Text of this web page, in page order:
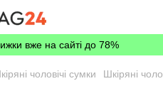
вже на сайті до 78%
чоловічі сумки Шкіряні